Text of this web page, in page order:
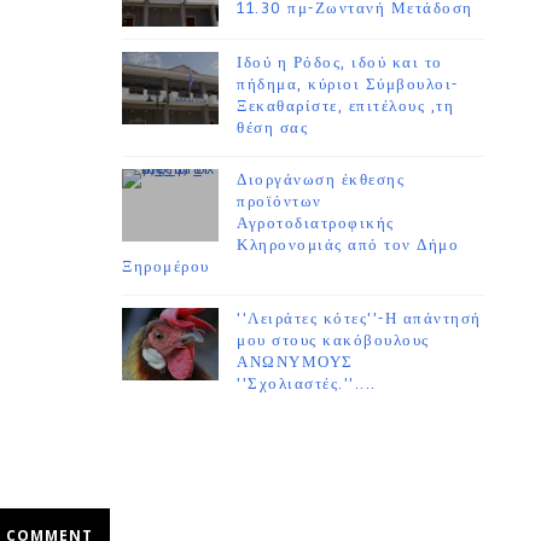
COMMENT
11.30 πμ-Ζωντανή Μετάδοση
Ιδού η Ρόδος, ιδού και το
πήδημα, κύριοι Σύμβουλοι-
Ξεκαθαρίστε, επιτέλους ,τη
θέση σας
Διοργάνωση έκθεσης
προϊόντων
Αγροτοδιατροφικής
Κληρονομιάς από τον Δήμο
Ξηρομέρου
''Λειράτες κότες''-Η απάντησή
μου στους κακόβουλους
ΑΝΩΝΥΜΟΥΣ
''Σχολιαστές.''....